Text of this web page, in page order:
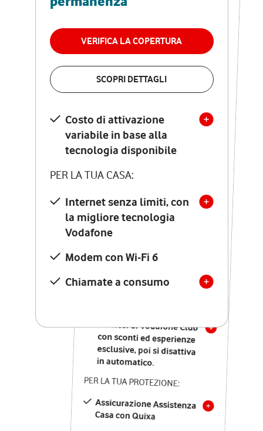
VERIFICA LA COPERTURA
SCOPRI DETTAGLI
Costo di attivazione
variabile in base alla
tecnologia disponibile
PER LA TUA CASA:
Internet senza limiti, con
la migliore tecnologia
Vodafone
Modem con Wi-Fi 6
Chiamate a consumo
permanenza
VERIFICA LA COPERTURA
Costo di attivazione
variabile in base alla
tecnologia disponibile
PER LA TUA CASA:
Internet senza limiti, con
la migliore tecnologia
Vodafone
Modem Seven con Wi-Fi 7
Chiamate illimitate verso
numeri fissi e mobili
nazionali
12 mesi di Vodafone Club
con sconti ed esperienze
esclusive, poi si disattiva
in automatico.
PER LA TUA PROTEZIONE:
Assicurazione Assistenza
Casa con Quixa